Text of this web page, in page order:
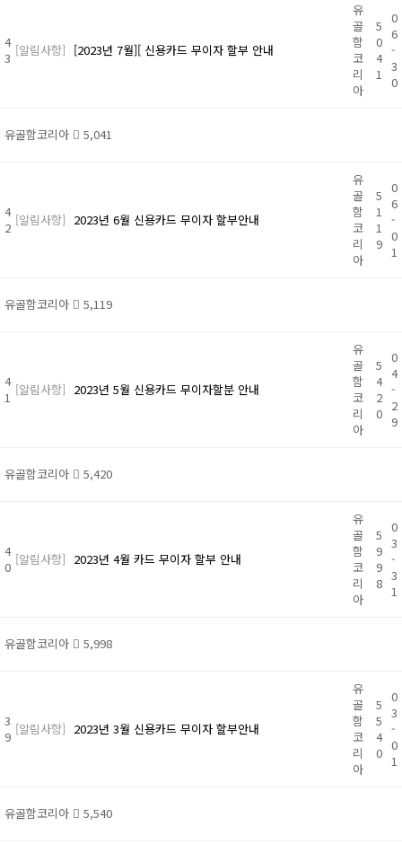
4
3 [알림사항] [2023년 7월][ 신용카드 무이자 할부 안내
유
골
함
코
리
아
5
0
4
1
0
6
-
3
0
유골함코리아 5,041
4
2 [알림사항] 2023년 6월 신용카드 무이자 할부안내
유
골
함
코
리
아
5
1
1
9
0
6
-
0
1
유골함코리아 5,119
4
1 [알림사항] 2023년 5월 신용카드 무이자할분 안내
유
골
함
코
리
아
5
4
2
0
0
4
-
2
9
유골함코리아 5,420
4
0 [알림사항] 2023년 4월 카드 무이자 할부 안내
유
골
함
코
리
아
5
9
9
8
0
3
-
3
1
유골함코리아 5,998
3
9 [알림사항] 2023년 3월 신용카드 무이자 할부안내
유
골
함
코
리
아
5
5
4
0
0
3
-
0
1
유골함코리아 5,540